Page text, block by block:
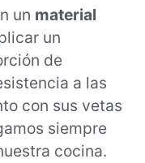
un material
un
de
a las
con sus vetas
siempre
cocina.